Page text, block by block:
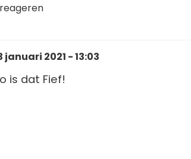
januari 2021 - 13:03
is dat Fief!